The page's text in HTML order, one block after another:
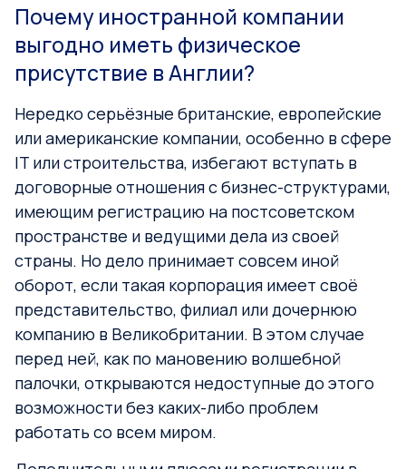
Почему иностранной компании
выгодно иметь физическое
присутствие в Англии?
Нередко серьёзные британские, европейские
или американские компании, особенно в сфере
IT или строительства, избегают вступать в
договорные отношения с бизнес-структурами,
имеющим регистрацию на постсоветском
пространстве и ведущими дела из своей
страны. Но дело принимает совсем иной
оборот, если такая корпорация имеет своё
представительство, филиал или дочернюю
компанию в Великобритании. В этом случае
перед ней, как по мановению волшебной
палочки, открываются недоступные до этого
возможности без каких-либо проблем
работать со всем миром.